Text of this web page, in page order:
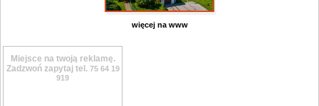
więcej na www
Miejsce na twoją reklamę.
Zadzwoń zapytaj tel. 75 64 19
919